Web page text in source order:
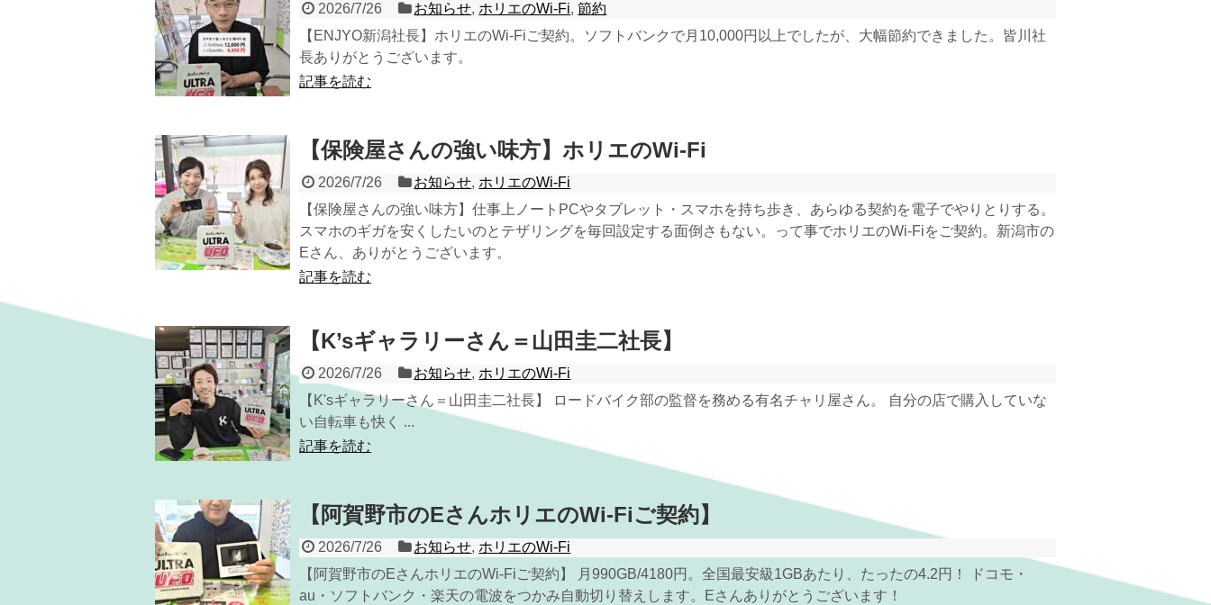
2026/7/26 お知らせ,ホリエのWi-Fi,節約
【ENJYO新潟社長】ホリエのWi-Fiご契約。ソフトバンクで月10,000円以上でしたが、大幅節約できました。皆川社
長ありがとうございます。
記事を読む
【保険屋さんの強い味方】ホリエのWi-Fi
2026/7/26 お知らせ,ホリエのWi-Fi
【保険屋さんの強い味方】仕事上ノートPCやタブレット・スマホを持ち歩き、あらゆる契約を電子でやりとりする。
スマホのギガを安くしたいのとテザリングを毎回設定する面倒さもない。って事でホリエのWi-Fiをご契約。新潟市の
Eさん、ありがとうございます。
記事を読む
【K’sギャラリーさん＝山田圭二社長】
2026/7/26 お知らせ,ホリエのWi-Fi
【K'sギャラリーさん＝山田圭二社長】 ロードバイク部の監督を務める有名チャリ屋さん。 自分の店で購入していな
い自転車も快く ...
記事を読む
【阿賀野市のEさんホリエのWi-Fiご契約】
2026/7/26 お知らせ,ホリエのWi-Fi
【阿賀野市のEさんホリエのWi-Fiご契約】 月990GB/4180円。全国最安級1GBあたり、たったの4.2円！ ドコモ・
au・ソフトバンク・楽天の電波をつかみ自動切り替えします。Eさんありがとうございます！